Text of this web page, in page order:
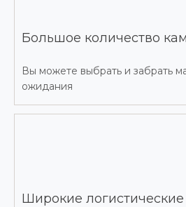
Большое количество
Вы можете выбрать и забрать
ожидания
Широкие